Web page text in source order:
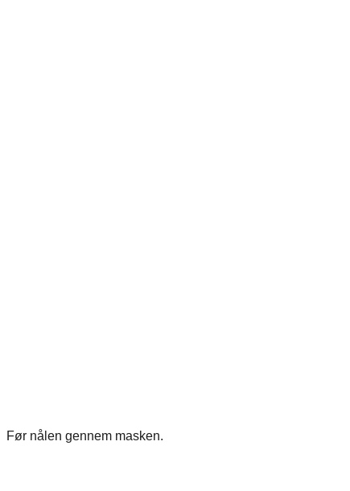
Før nålen gennem masken.